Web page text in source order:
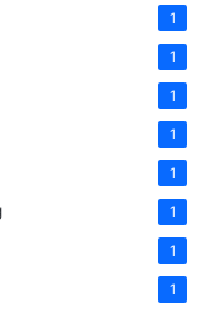
1
1
1
1
1
1
1
1